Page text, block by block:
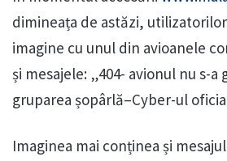
dimineața de astăzi,
imagine cu unul din avioanele
și mesajele: „404- avionul nu s-a
gruparea șopârlă–Cyber-ul
Imaginea mai conținea și